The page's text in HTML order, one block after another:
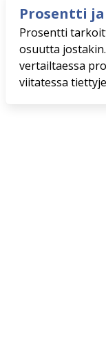
Prosentti
Prosentti
osuutta
vertailtaessa
viitatessa